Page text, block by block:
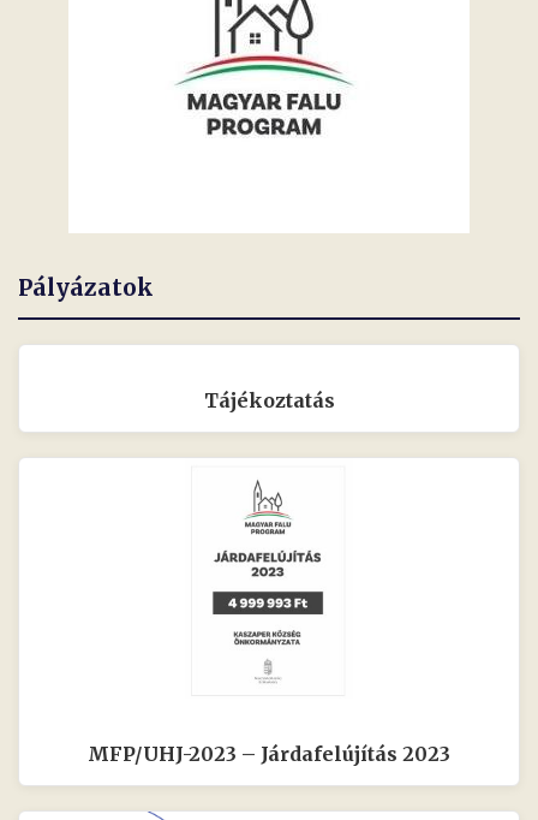
Pályázatok
Tájékoztatás
MFP/UHJ-2023 – Járdafelújítás 2023